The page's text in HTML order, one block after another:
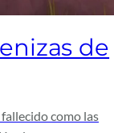
de
como las